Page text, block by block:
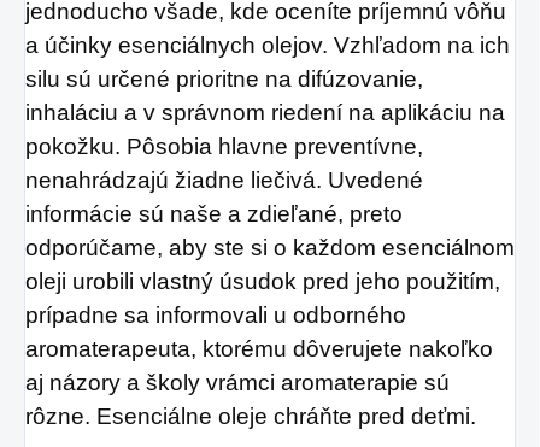
jednoducho všade, kde oceníte príjemnú vôňu
a účinky esenciálnych olejov. Vzhľadom na ich
silu sú určené prioritne na difúzovanie,
inhaláciu a v správnom riedení na aplikáciu na
pokožku. Pôsobia hlavne preventívne,
nenahrádzajú žiadne liečivá. Uvedené
informácie sú naše a zdieľané, preto
odporúčame, aby ste si o každom esenciálnom
oleji urobili vlastný úsudok pred jeho použitím,
prípadne sa informovali u odborného
aromaterapeuta, ktorému dôverujete nakoľko
aj názory a školy vrámci aromaterapie sú
rôzne. Esenciálne oleje chráňte pred deťmi.